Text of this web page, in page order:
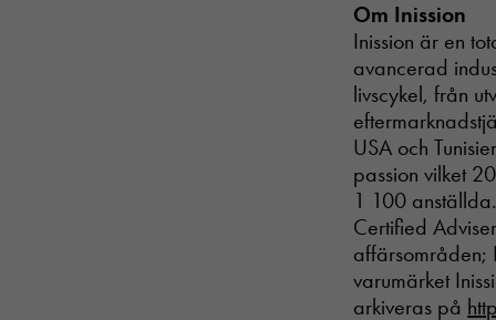
Om Inission
Inission är en
avancerad
livscykel, från
USA och
passion vilket
1 100
Certified
affärsområden;
varumärket
arkiveras på